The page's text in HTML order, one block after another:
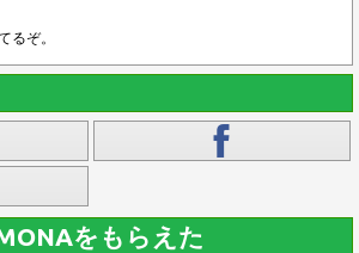
るぞ。
をもらえた